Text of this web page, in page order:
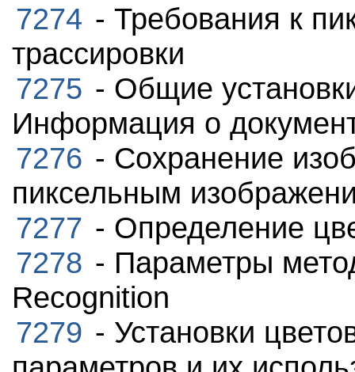
7274 - Требования к
трассировки
7275 - Общие
Информация о
7276 - Сохранение
пиксельным
7277 - Определение
7278 - Параметры
Recognition
7279 - Установки